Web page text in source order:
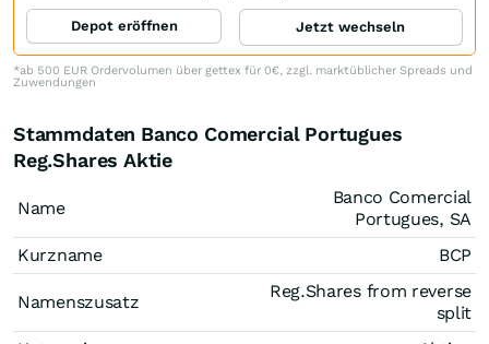
Depot eröffnen Jetzt wechseln
*ab 500 EUR Ordervolumen über gettex für 0€, zzgl. marktüblicher Spreads und
Zuwendungen
Stammdaten Banco Comercial Portugues
Reg.Shares Aktie
Name
Banco Comercial
Portugues, SA
Kurzname
BCP
Namenszusatz
Reg.Shares from reverse
split